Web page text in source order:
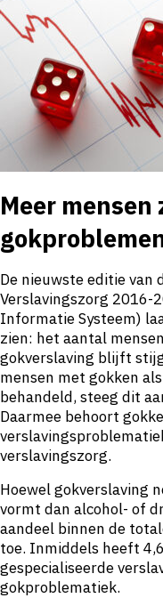
Meer
De nieuwste editie van
Verslavingszorg 2016-
Informatie Systeem)
zien: het aantal
gokverslaving blijft
mensen met gokken
behandeld, steeg dit
Daarmee behoort
verslavingszorg.
Hoewel gokverslaving
vormt dan alcohol- of
aandeel binnen de
toe. Inmiddels heeft
gespecialiseerde
gokproblematiek.